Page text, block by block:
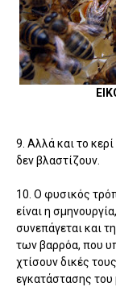
9. Αλλά και το
δεν βλαστίζουν.
10. Ο φυσικός
είναι η
συνεπάγεται και
των βαρρόα, που
χτίσουν δικές
εγκατάστασης του